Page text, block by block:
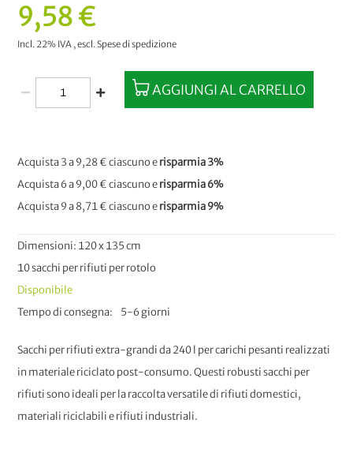
Sacchi per rifiuti extra-grandi da 240 l per carichi pesanti realizzati
in materiale riciclato post-consumo. Questi robusti sacchi per
rifiuti sono ideali per la raccolta versatile di rifiuti domestici,
materiali riciclabili e rifiuti industriali.
Dimensioni: 120 x 135 cm
10 sacchi per rifiuti per rotolo
Disponibile
Tempo di consegna
5-6 giorni
9,58 €
Incl. 22% IVA ,escl.Spese di spedizione
AGGIUNGI AL CARRELLO
Acquista 3 a9,28 € ciascuno erisparmia3%
Acquista 6 a9,00 € ciascuno erisparmia6%
Acquista 9 a8,71 € ciascuno erisparmia9%